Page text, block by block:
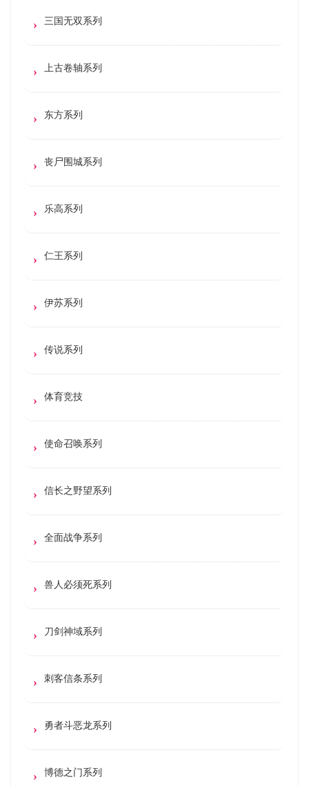
三国无双系列
上古卷轴系列
东方系列
丧尸围城系列
乐高系列
仁王系列
伊苏系列
传说系列
体育竞技
使命召唤系列
信长之野望系列
全面战争系列
兽人必须死系列
刀剑神域系列
刺客信条系列
勇者斗恶龙系列
博德之门系列